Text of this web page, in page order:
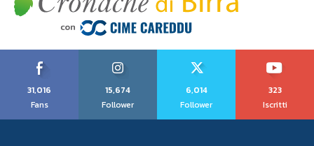
31,016
Fans
15,674
Follower
6,014
Follower
323
Iscritti